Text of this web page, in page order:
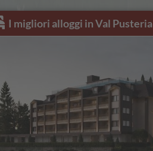
I migliori alloggi in Val Pusteria